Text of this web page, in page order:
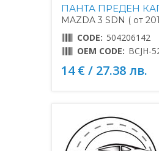
ПАНТА ПРЕДЕН
MAZDA 3 SDN ( от
CODE: 504206142
OEM CODE: BCJH-
14 € / 27.38 лв.